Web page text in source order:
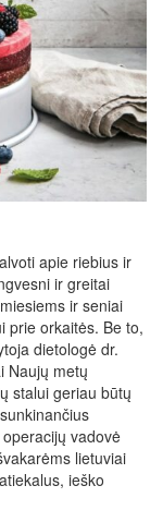
apie riebius ir
ir greitai
ir seniai
prie orkaitės. Be to,
dietologė dr.
Naujų metų
stalui geriau būtų
vadovė
lietuviai
ieško